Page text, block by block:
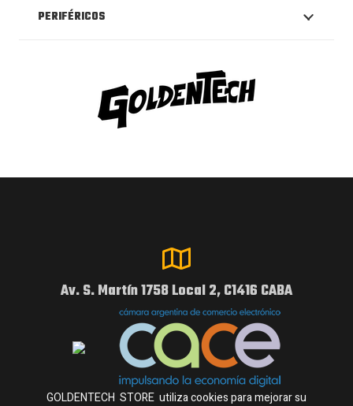
PERIFÉRICOS
Av. S. Martín 1758 Local 2, C1416 CABA
GOLDENTECH STORE utiliza cookies para mejorar su